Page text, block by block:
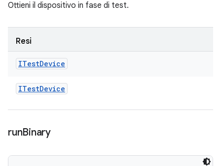
Ottieni il dispositivo in fase di test.
Resi
ITestDevice
ITestDevice
runBinary